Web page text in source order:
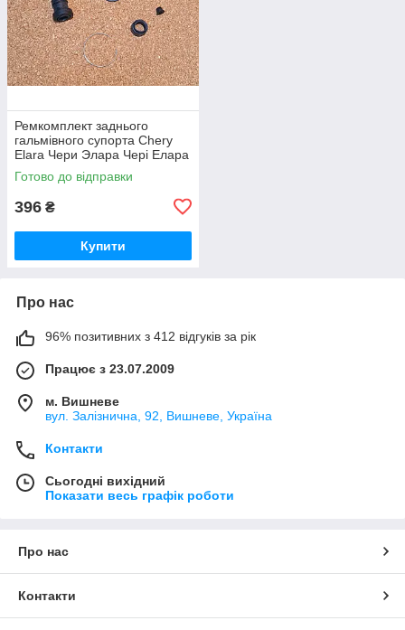
Ремкомплект заднього
гальмівного супорта Chery
Elara Чери Элара Чері Елара
Готово до відправки
396 ₴
Купити
Про нас
96% позитивних з 412 відгуків за рік
Працює з 23.07.2009
м. Вишневе
вул. Залізнична, 92, Вишневе, Україна
Контакти
Сьогодні вихідний
Показати весь графік роботи
Про нас
Контакти